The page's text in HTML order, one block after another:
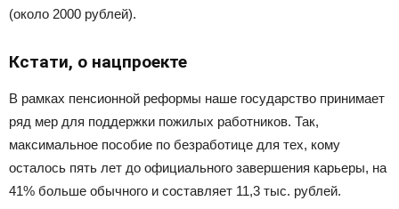
(около 2000 рублей).
Кстати, о нацпроекте
В рамках пенсионной реформы наше государство принимает
ряд мер для поддержки пожилых работников. Так,
максимальное пособие по безработице для тех, кому
осталось пять лет до официального завершения карьеры, на
41% больше обычного и составляет 11,3 тыс. рублей.